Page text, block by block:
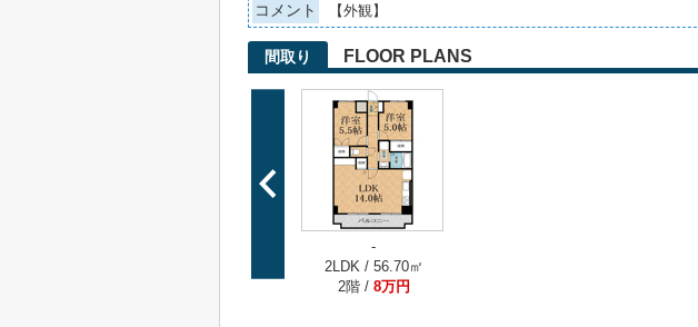
コメント 【外観】
間取り FLOOR PLANS
-
2LDK / 56.70㎡
2階 / 8万円